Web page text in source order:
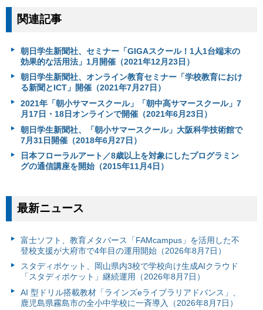
関連記事
朝日学生新聞社、セミナー「GIGAスクール！1人1台端末の
効果的な活用法」1月開催（2021年12月23日）
朝日学生新聞社、オンライン教育セミナー「学校教育におけ
る新聞とICT」開催（2021年7月27日）
2021年「朝小サマースクール」「朝中高サマースクール」7
月17日・18日オンラインで開催（2021年6月23日）
朝日学生新聞社、「朝小サマースクール」大阪科学技術館で
7月31日開催（2018年6月27日）
日本フローラルアート／8歳以上を対象にしたプログラミン
グの通信講座を開始（2015年11月4日）
最新ニュース
富⼠ソフト、教育メタバース「FAMcampus」を活用した不
登校支援が大府市で4年目の運用開始（2026年8月7日）
スタディポケット、岡山県内3校で学校向け生成AIクラウド
「スタディポケット」継続運用（2026年8月7日）
AI 型ドリル搭載教材「ラインズeライブラリアドバンス」、
鹿児島県霧島市の全小中学校に一斉導入（2026年8月7日）